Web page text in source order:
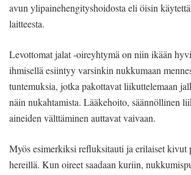
avun ylipainehengityshoidosta eli öisin
laitteesta.
Levottomat jalat -oireyhtymä on niin ikään
ihmisellä esiintyy varsinkin nukkumaan
tuntemuksia, jotka pakottavat liikuttelemaan
näin nukahtamista. Lääkehoito, säännöllinen
aineiden välttäminen auttavat vaivaan.
Myös esimerkiksi refluksitauti ja erilaiset kivut
hereillä. Kun oireet saadaan kuriin,